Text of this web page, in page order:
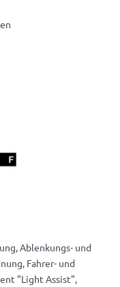
Ablenkungs- und
Fahrer- und
"Light Assist",